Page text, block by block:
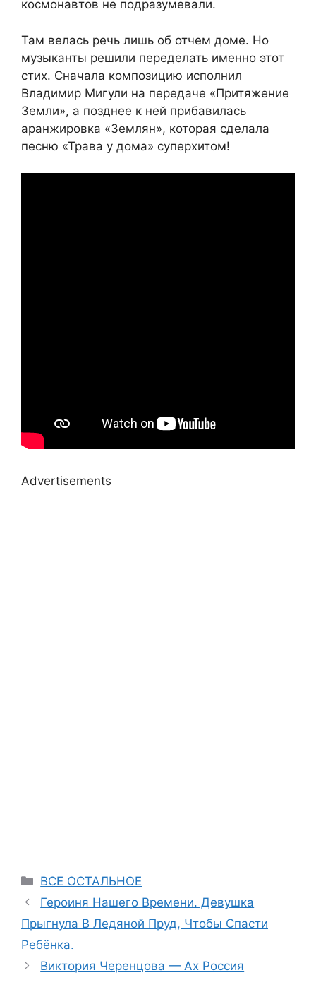
космонавтов не подразумевали.
Там велась речь лишь об отчем доме. Но
музыканты решили переделать именно этот
стих. Сначала композицию исполнил
Владимир Мигули на передаче «Притяжение
Земли», а позднее к ней прибавилась
аранжировка «Землян», которая сделала
песню «Трава у дома» суперхитом!
Advertisements
Categories
ВСЕ ОСТАЛЬНОЕ
Героиня Нашего Времени. Девушка
Прыгнула В Ледяной Пруд, Чтобы Спасти
Ребёнка.
Виктория Черенцова — Ах Россия